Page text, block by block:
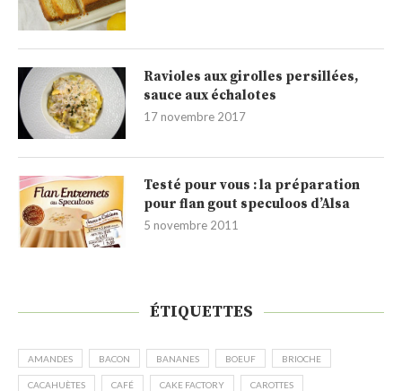
Ravioles aux girolles persillées,
sauce aux échalotes
17 novembre 2017
Testé pour vous : la préparation
pour flan gout speculoos d’Alsa
5 novembre 2011
ÉTIQUETTES
AMANDES BACON BANANES BOEUF BRIOCHE
CACAHUÈTES CAFÉ CAKE FACTORY CAROTTES